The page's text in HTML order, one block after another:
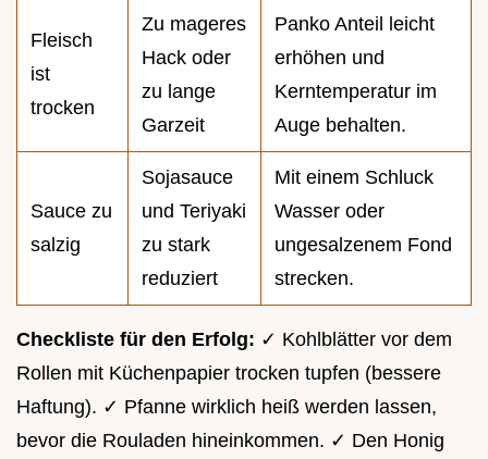
Fleisch
ist
trocken
Zu mageres
Hack oder
zu lange
Garzeit
Panko Anteil leicht
erhöhen und
Kerntemperatur im
Auge behalten.
Sauce zu
salzig
Sojasauce
und Teriyaki
zu stark
reduziert
Mit einem Schluck
Wasser oder
ungesalzenem Fond
strecken.
Checkliste für den Erfolg: ✓ Kohlblätter vor dem
Rollen mit Küchenpapier trocken tupfen (bessere
Haftung). ✓ Pfanne wirklich heiß werden lassen,
bevor die Rouladen hineinkommen. ✓ Den Honig